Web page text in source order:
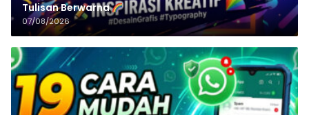
Tulisan‌‌‌‌‌‌‌‌‌‌‌‌‌‌‌‌ Berwarna
07/08/2026